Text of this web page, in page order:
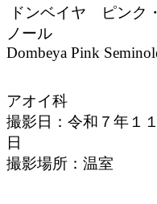
ドンベイヤ ピンク
ノール
Dombeya Pink
アオイ科
撮影日：令和７年１
日
撮影場所：温室